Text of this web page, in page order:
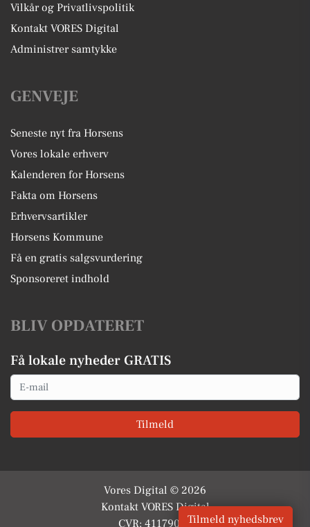
Vilkår og Privatlivspolitik
Kontakt VORES Digital
Administrer samtykke
GENVEJE
Seneste nyt fra Horsens
Vores lokale erhverv
Kalenderen for Horsens
Fakta om Horsens
Erhvervsartikler
Horsens Kommune
Få en gratis salgsvurdering
Sponsoreret indhold
BLIV OPDATERET
Få lokale nyheder GRATIS
Email
Tilmeld
Vores Digital © 2026
Kontakt VORES Digital
CVR: 41179082Tilmeld nyhedsbrev